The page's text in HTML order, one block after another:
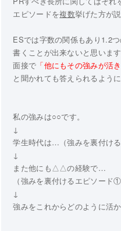
エピソードを複数挙げた方が
ESでは字数の関係もあり1.2
書くことが出来ないと思います
面接で 「他にもその強みが活
と聞かれても答えられるように
私の強みは○○です。
↓
学生時代は…（強みを裏付け
↓
また他にも△△の経験で…
（強みを裏付けるエピソード①
↓
強みをこれからどのように活か